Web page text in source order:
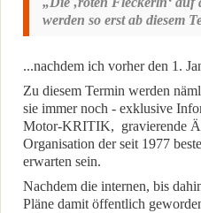
werden so erst ab diesem
...nachdem ich vorher den 1.
Zu diesem Termin werden
sie immer noch - exklusive
Motor-KRITIK, gravierende
Organisation der seit 1977
erwarten sein.
Nachdem die internen, bis
Pläne damit öffentlich